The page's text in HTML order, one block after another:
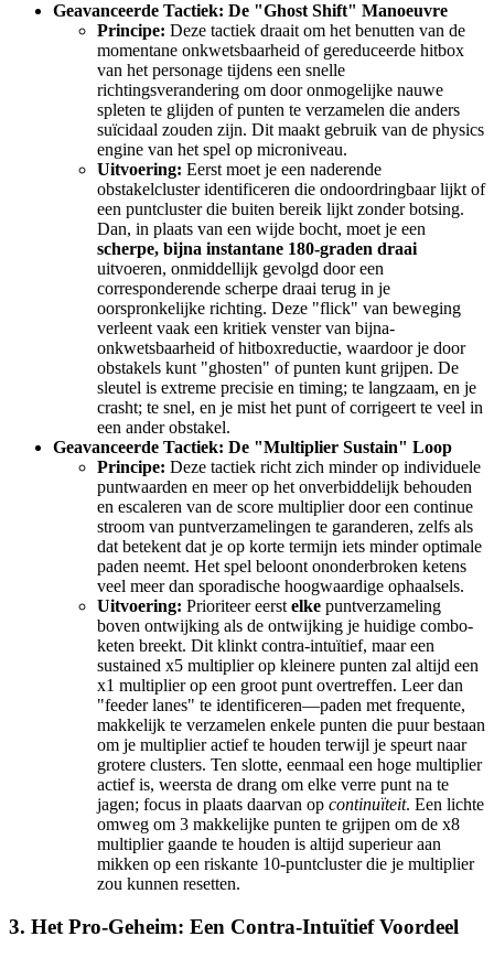
Geavanceerde Tactiek: De "Ghost Shift" Manoeuvre
Principe: Deze tactiek draait om het benutten van de
momentane onkwetsbaarheid of gereduceerde hitbox
van het personage tijdens een snelle
richtingsverandering om door onmogelijke nauwe
spleten te glijden of punten te verzamelen die anders
suïcidaal zouden zijn. Dit maakt gebruik van de physics
engine van het spel op microniveau.
Uitvoering: Eerst moet je een naderende
obstakelcluster identificeren die ondoordringbaar lijkt of
een puntcluster die buiten bereik lijkt zonder botsing.
Dan, in plaats van een wijde bocht, moet je een
scherpe, bijna instantane 180-graden draai
uitvoeren, onmiddellijk gevolgd door een
corresponderende scherpe draai terug in je
oorspronkelijke richting. Deze "flick" van beweging
verleent vaak een kritiek venster van bijna-
onkwetsbaarheid of hitboxreductie, waardoor je door
obstakels kunt "ghosten" of punten kunt grijpen. De
sleutel is extreme precisie en timing; te langzaam, en je
crasht; te snel, en je mist het punt of corrigeert te veel in
een ander obstakel.
Geavanceerde Tactiek: De "Multiplier Sustain" Loop
Principe: Deze tactiek richt zich minder op individuele
puntwaarden en meer op het onverbiddelijk behouden
en escaleren van de score multiplier door een continue
stroom van puntverzamelingen te garanderen, zelfs als
dat betekent dat je op korte termijn iets minder optimale
paden neemt. Het spel beloont ononderbroken ketens
veel meer dan sporadische hoogwaardige ophaalsels.
Uitvoering: Prioriteer eerstelke puntverzameling
boven ontwijking als de ontwijking je huidige combo-
keten breekt. Dit klinkt contra-intuïtief, maar een
sustained x5 multiplier op kleinere punten zal altijd een
x1 multiplier op een groot punt overtreffen. Leer dan
"feeder lanes" te identificeren—paden met frequente,
makkelijk te verzamelen enkele punten die puur bestaan
om je multiplier actief te houden terwijl je speurt naar
grotere clusters. Ten slotte, eenmaal een hoge multiplier
actief is, weersta de drang om elke verre punt na te
jagen; focus in plaats daarvan op continuïteit. Een lichte
omweg om 3 makkelijke punten te grijpen om de x8
multiplier gaande te houden is altijd superieur aan
mikken op een riskante 10-puntcluster die je multiplier
zou kunnen resetten.
3. Het Pro-Geheim: Een Contra-Intuïtief Voordeel